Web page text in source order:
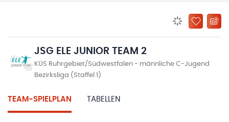
ZU
JSG ELE JUNIOR TEAM 2
KÜS Ruhrgebiet/Südwestfalen - männliche C-Jugend
Bezirksliga (Staffel 1)
TEAM-SPIELPLAN TABELLEN